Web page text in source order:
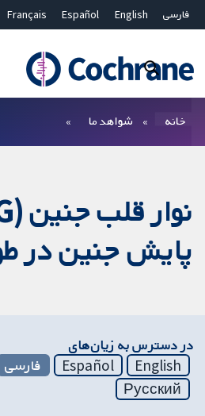
فارسی English
Español
Français
Bahasa Malaysia
ไทย
繁體中文
خانه شواهد ما
پایش جنین در
در دسترس به زیان‌های
English
Español فارسی
Русский